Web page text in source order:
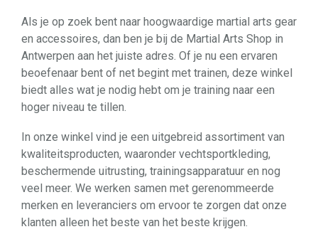
Als je op zoek bent naar hoogwaardige martial arts gear
en accessoires, dan ben je bij de Martial Arts Shop in
Antwerpen aan het juiste adres. Of je nu een ervaren
beoefenaar bent of net begint met trainen, deze winkel
biedt alles wat je nodig hebt om je training naar een
hoger niveau te tillen.
In onze winkel vind je een uitgebreid assortiment van
kwaliteitsproducten, waaronder vechtsportkleding,
beschermende uitrusting, trainingsapparatuur en nog
veel meer. We werken samen met gerenommeerde
merken en leveranciers om ervoor te zorgen dat onze
klanten alleen het beste van het beste krijgen.